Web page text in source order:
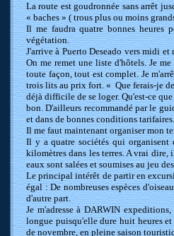
La route est goudronnée sans arrêt
« baches » ( trous plus ou moins
Il me faudra quatre bonnes heures
végétation.
J'arrive à Puerto Deseado vers midi
On me remet une liste d'hôtels. Je
toute façon, tout est complet. Je
trois lits au prix fort. « Que ferais-je
déjà difficile de se loger. Qu'est-ce
bon. D'ailleurs recommandé par le
et dans de bonnes conditions
Il me faut maintenant organiser mon
Il y a quatre sociétés qui organisent
kilomètres dans les terres. A vrai
eaux sont salées et soumises au jeu
Le principal intérêt de partir en
égal : De nombreuses espèces
d'autre part.
Je m'adresse à DARWIN
longue puisqu'elle dure huit heures
de novembre, en pleine saison